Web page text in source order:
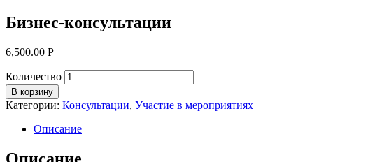
Бизнес-консультации
6,500.00 Р
Количество
В корзину
Категории: Консультации, Участие в мероприятиях
Описание
Описание